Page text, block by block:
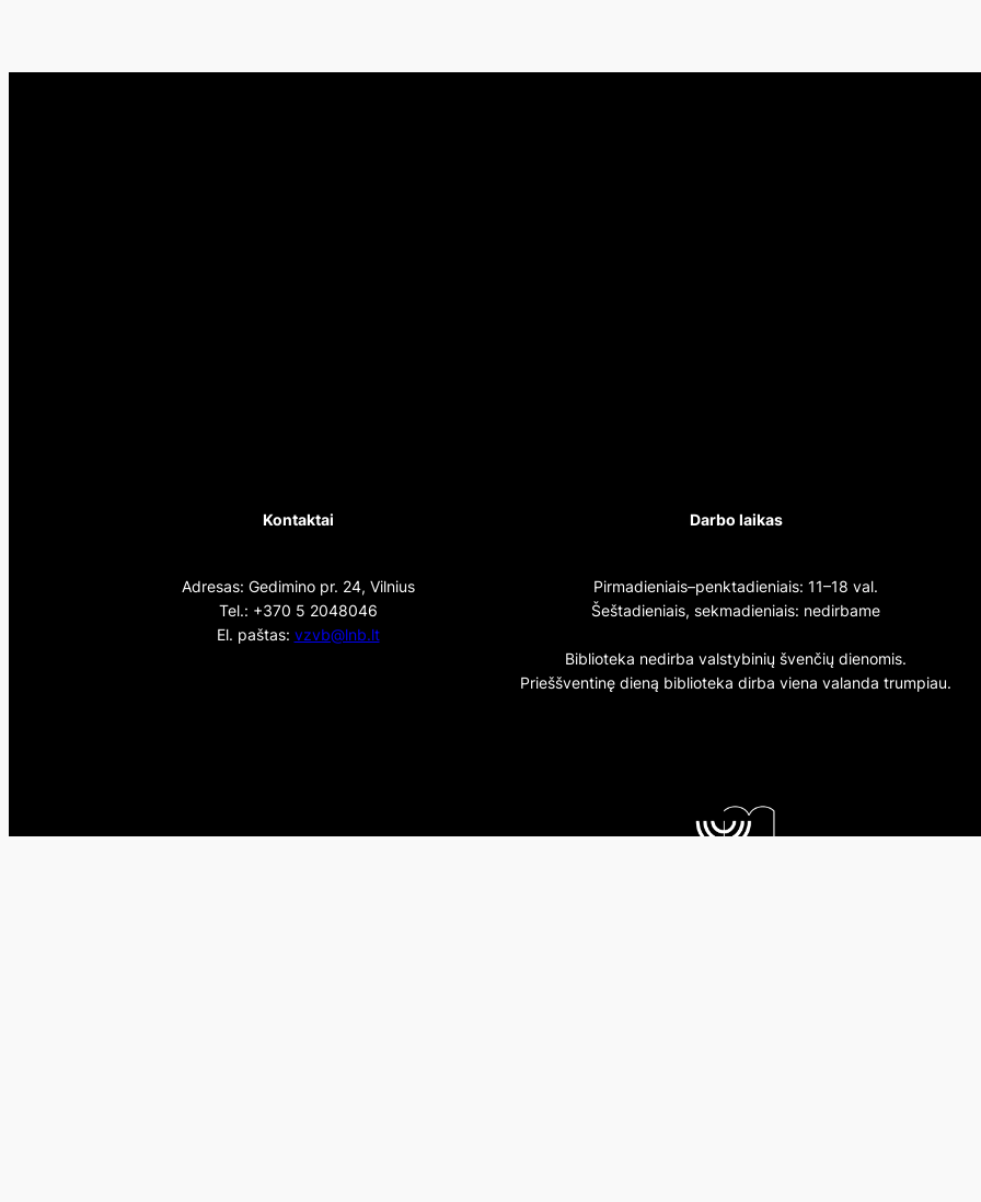
Kontaktai
Adresas: Gedimino pr. 24, Vilnius
Tel.: +370 5 2048046
El. paštas: vzvb@lnb.lt
Darbo laikas
Pirmadieniais–penktadieniais: 11–18 val.
Šeštadieniais, sekmadieniais: nedirbame
Biblioteka nedirba valstybinių švenčių dienomis.
Prieššventinę dieną biblioteka dirba viena valanda trumpiau.